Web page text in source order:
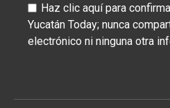
Haz clic aquí para
Yucatán Today; nunca
electrónico ni ninguna otra